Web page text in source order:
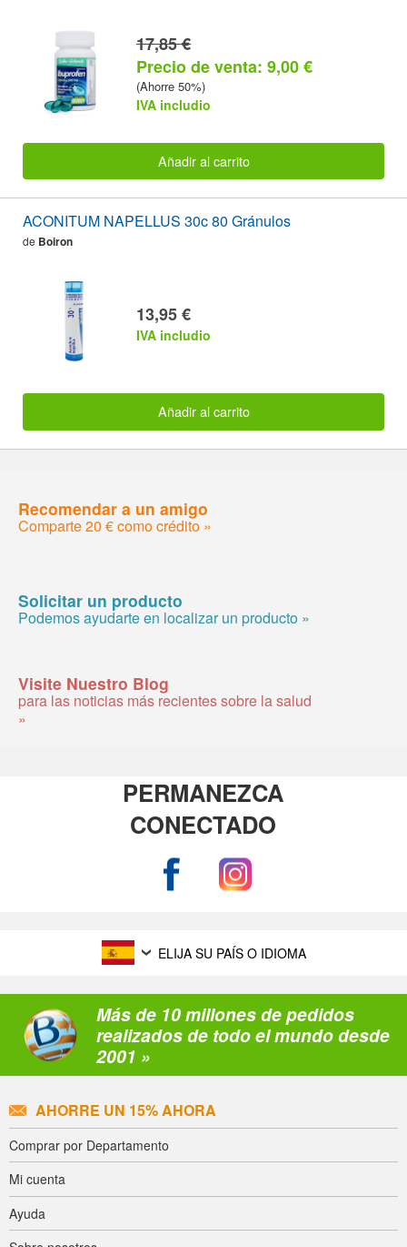
17,85 €
Precio de venta: 9,00 €
(Ahorre 50%)
IVA includio
Añadir al carrito
ACONITUM NAPELLUS 30c 80 Gránulos
de Boiron
13,95 €
IVA includio
Añadir al carrito
Recomendar a un amigo
Comparte 20 € como crédito »
Solicitar un producto
Podemos ayudarte en localizar un producto »
Visite Nuestro Blog
para las noticias más recientes sobre la salud
»
PERMANEZCA
CONECTADO
ELIJA SU PAÍS O IDIOMA
Más de 10 millones de pedidos
realizados de todo el mundo desde
2001 »
AHORRE UN 15% AHORA
Comprar por Departamento
Mi cuenta
Ayuda